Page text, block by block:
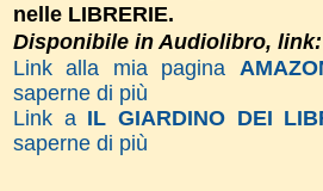
nelle LIBRERIE.
Disponibile in Audiolibro, link:
Link alla mia pagina
saperne di più
Link a IL GIARDINO DEI
saperne di più